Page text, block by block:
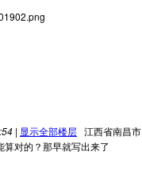
| 显示全部楼层 江西省南昌市
对的？那早就写出来了